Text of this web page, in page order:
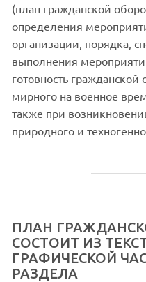
(план гражданской
определения
организации, порядка,
выполнения
готовность
мирного на военное
также при
природного и
ПЛАН
СОСТОИТ ИЗ
ГРАФИЧЕСКОЙ
РАЗДЕЛА